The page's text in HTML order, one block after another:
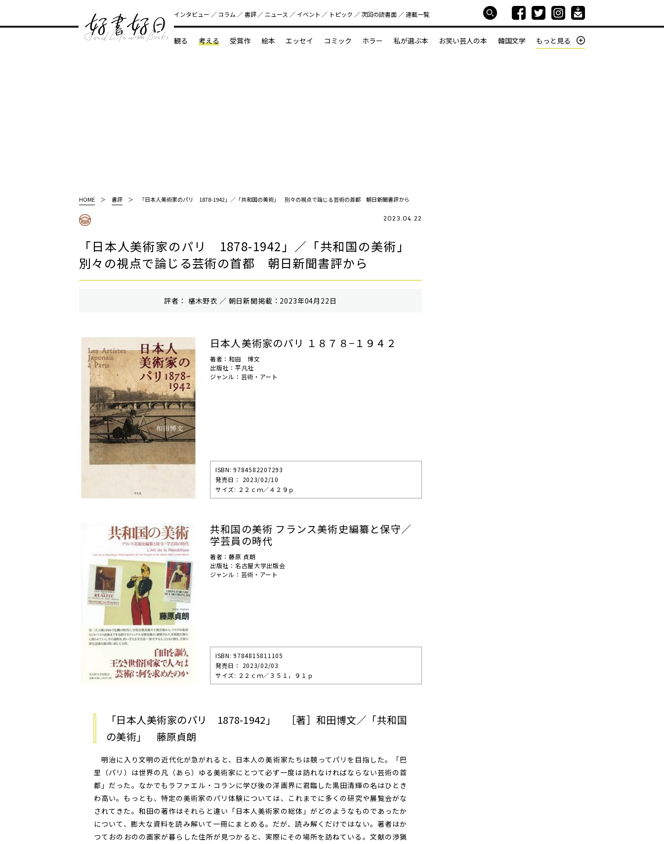
好書好日
インタビュー コラム 書評 ニュース イベント トピック 次回の読書⾯ 連載一覧
観る 考える 受賞作 絵本 エッセイ コミック ホラー 私が選ぶ本 お笑い芸人の本 韓国文学 もっと見る
HOME 書評 「日本人美術家のパリ 1878-1942」／「共和国の美術」 別々の視点で論じる芸術の首都 朝日新聞書評から
2023.04.22
「日本人美術家のパリ 1878-1942」／「共和国の美術」
別々の視点で論じる芸術の首都 朝日新聞書評から
評者： 椹木野衣 ／ 朝⽇新聞掲載：2023年04月22日
日本人美術家のパリ １８７８−１９４２
著者：和田 博文
出版社：平凡社
ジャンル：芸術・アート
ISBN: 9784582207293
発売⽇： 2023/02/10
サイズ: ２２ｃｍ／４２９ｐ
共和国の美術 フランス美術史編纂と保守／
学芸員の時代
著者：藤原 貞朗
出版社：名古屋大学出版会
ジャンル：芸術・アート
ISBN: 9784815811105
発売⽇： 2023/02/03
サイズ: ２２ｃｍ／３５１，９１ｐ
「日本人美術家のパリ 1878-1942」 ［著］和田博文／「共和国
の美術」 藤原貞朗
明治に入り文明の近代化が急がれると、日本人の美術家たちは競ってパリを目指した。「巴
里（パリ）は世界の凡（あら）ゆる美術家にとつて必ず一度は訪れなければならない芸術の首
都」だった。なかでもラファエル・コランに学び後の洋画界に君臨した黒田清輝の名はひとき
わ高い。もっとも、特定の美術家のパリ体験については、これまでに多くの研究や展覧会がな
されてきた。和田の著作はそれらと違い「日本人美術家の総体」がどのようなものであったか
について、膨大な資料を読み解いて一冊にまとめる。だが、読み解くだけではない。著者はか
つておのおのの画家が暮らした住所が見つかると、実際にその場所を訪ねている。文献の渉猟